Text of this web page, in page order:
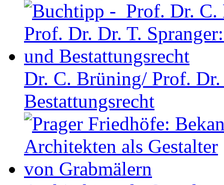
Dr. C. Brüning/ Prof.
Bestattungsrecht